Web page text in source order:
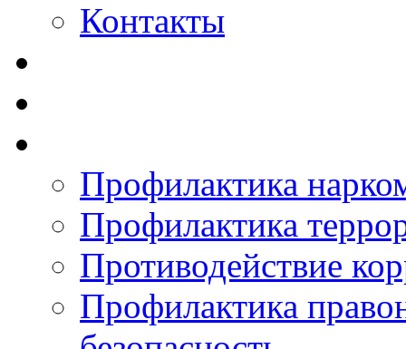
Контакты
Профилактика
Профилактика
Противодействие
Профилактика